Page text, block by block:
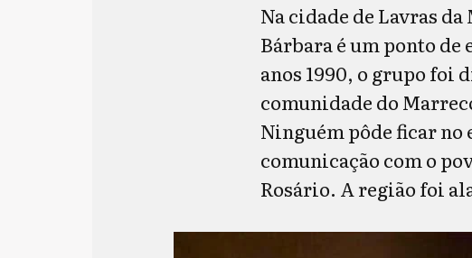
Na cidade de Lavras
Bárbara é um ponto
anos 1990, o grupo foi
comunidade do
Ninguém pôde ficar
comunicação com o
Rosário. A região foi